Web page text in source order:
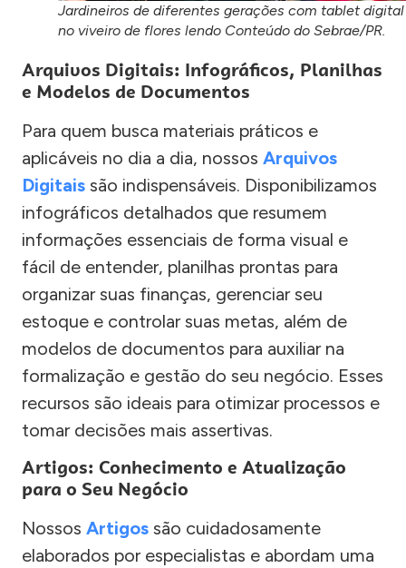
Jardineiros de diferentes gerações com tablet digital
no viveiro de flores lendo Conteúdo do Sebrae/PR.
Arquivos Digitais: Infográficos, Planilhas
e Modelos de Documentos
Para quem busca materiais práticos e
aplicáveis no dia a dia, nossos Arquivos
Digitais são indispensáveis. Disponibilizamos
infográficos detalhados que resumem
informações essenciais de forma visual e
fácil de entender, planilhas prontas para
organizar suas finanças, gerenciar seu
estoque e controlar suas metas, além de
modelos de documentos para auxiliar na
formalização e gestão do seu negócio. Esses
recursos são ideais para otimizar processos e
tomar decisões mais assertivas.
Artigos: Conhecimento e Atualização
para o Seu Negócio
Nossos Artigos são cuidadosamente
elaborados por especialistas e abordam uma